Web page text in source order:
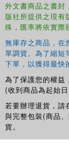
外文書商品之書封
版社所提供之現有
殊，匯率將依實際
無庫存之商品，在
單調貨。為了縮短
下單，以獲得最快
為了保護您的權益
(收到商品為起始日)
若要辦理退貨，請
與完整包裝(商品
貨。